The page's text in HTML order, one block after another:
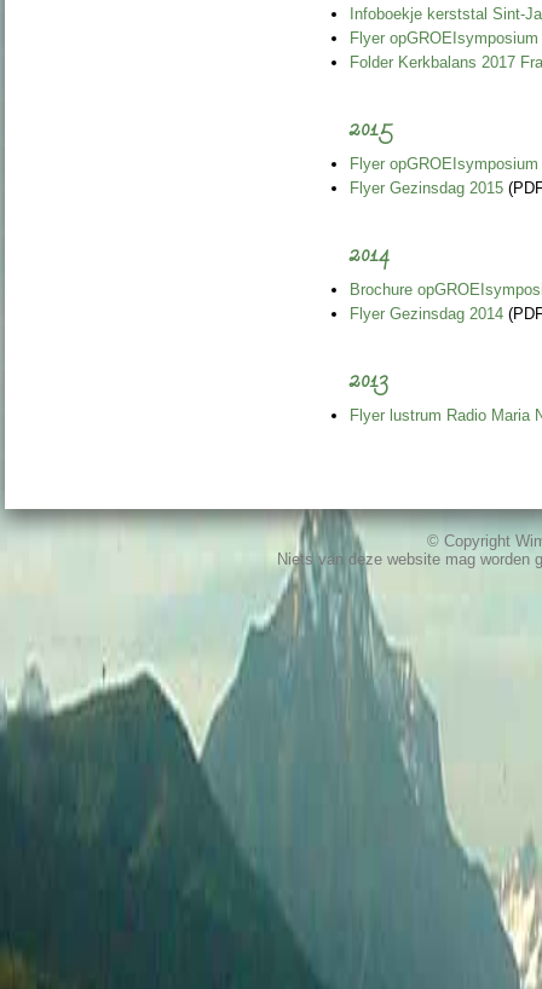
Infoboekje kerststal Sint-
Flyer opGROEIsymposium
Folder Kerkbalans 2017
2015
Flyer opGROEIsymposium
Flyer Gezinsdag 2015
2014
Brochure
Flyer Gezinsdag 2014
2013
Flyer lustrum Radio Maria
© Copyright
Niets van deze website mag worden